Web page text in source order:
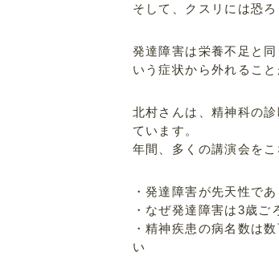
そして、クスリには恐
発達障害は栄養不足と
いう症状から外れること
北村さんは、精神科の
ています。
年間、多くの講演会を
・発達障害が先天性で
・なぜ発達障害は3歳ご
・精神疾患の病名数は
い